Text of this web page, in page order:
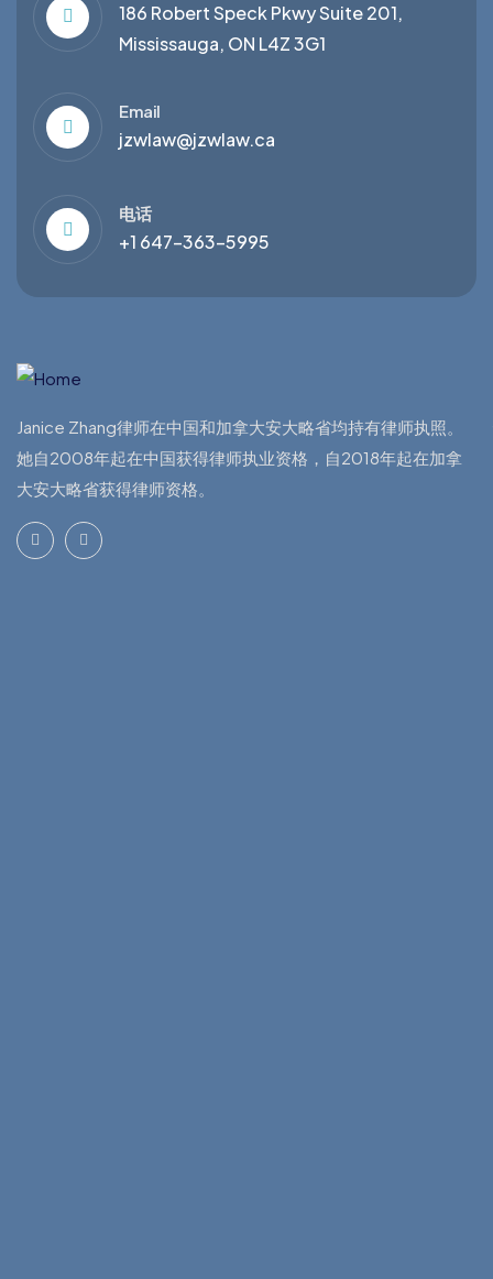
186 Robert Speck Pkwy Suite 201,
Mississauga, ON L4Z 3G1
Email
jzwlaw@jzwlaw.ca
电话
+1 647-363-5995
Janice Zhang律师在中国和加拿大安大略省均持有律师执照。
她自2008年起在中国获得律师执业资格，自2018年起在加拿
大安大略省获得律师资格。